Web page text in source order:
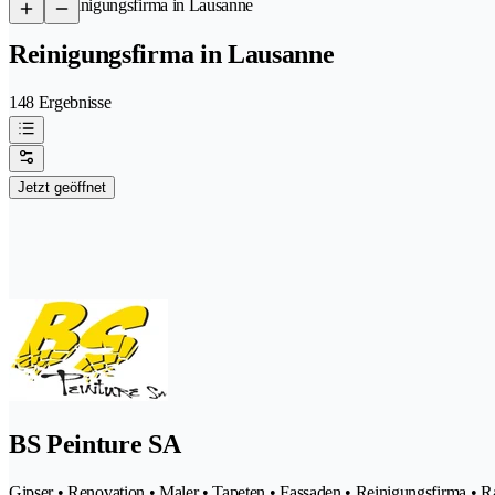
/Reinigungsfirma in Lausanne
Reinigungsfirma in Lausanne
148 Ergebnisse
Jetzt geöffnet
BS Peinture SA